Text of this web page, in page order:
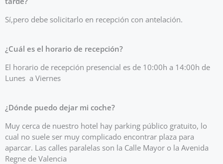
Sí,pero debe solicitarlo en recepción con antelación.
¿Cuál es el horario de recepción?
El horario de recepción presencial es de 10:00h a 14:00h de
Lunes a Viernes
¿Dónde puedo dejar mi coche?
Muy cerca de nuestro hotel hay parking público gratuito, lo
cual no suele ser muy complicado encontrar plaza para
aparcar. Las calles paralelas son la Calle Mayor o la Avenida
Regne de Valencia